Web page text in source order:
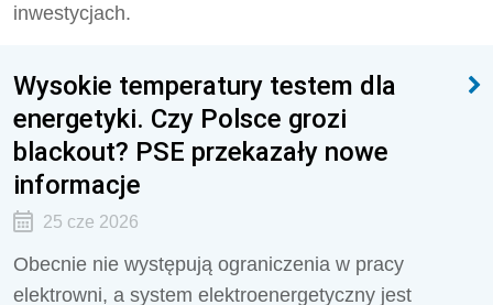
inwestycjach.
Wysokie temperatury testem dla
energetyki. Czy Polsce grozi
blackout? PSE przekazały nowe
informacje
25 cze 2026
Obecnie nie występują ograniczenia w pracy
elektrowni, a system elektroenergetyczny jest